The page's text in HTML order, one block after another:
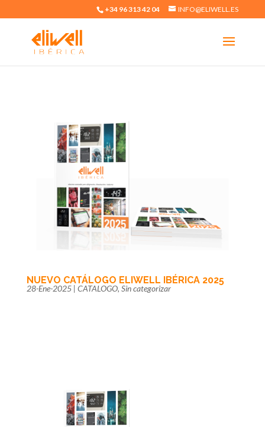
+34 96 313 42 04 INFO@ELIWELL.ES
NUEVO CATÁLOGO ELIWELL IBÉRICA 2025
28-Ene-2025| CATALOGO, Sin categorizar